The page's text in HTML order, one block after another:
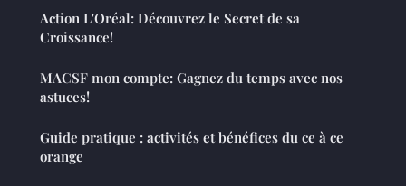
Action L'Oréal: Découvrez le Secret de sa
Croissance!
MACSF mon compte: Gagnez du temps avec nos
astuces!
Guide pratique : activités et bénéfices du ce à ce
orange